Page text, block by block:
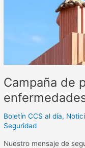
Campaña de
Boletín CCS al día,
Seguridad
Nuestro mensaje de